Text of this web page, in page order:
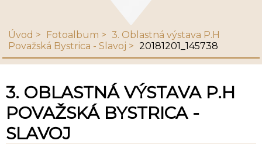
Úvod Fotoalbum
3. Oblastná výstava P.H
Považská Bystrica - Slavoj
20181201_145738
3. OBLASTNÁ VÝSTAVA P.H
POVAŽSKÁ BYSTRICA -
SLAVOJ